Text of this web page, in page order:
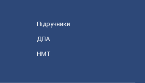
Підручники
ДПА
НМТ